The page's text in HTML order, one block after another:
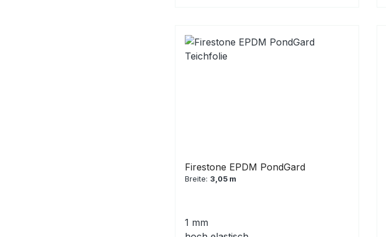
Firestone EPDM PondGard
Breite: 3,05 m
1 mm